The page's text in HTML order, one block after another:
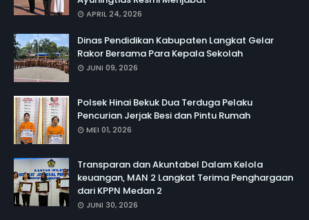
APRIL 24, 2026
Dinas Pendidikan Kabupaten Langkat Gelar
Rakor Bersama Para Kepala Sekolah
JUNI 09, 2026
Polsek Hinai Bekuk Dua Terduga Pelaku
Pencurian Jerjak Besi dan Pintu Rumah
MEI 01, 2026
Transparan dan Akuntabel Dalam Kelola
keuangan, MAN 2 Langkat Terima Penghargaan
dari KPPN Medan 2
JUNI 30, 2026